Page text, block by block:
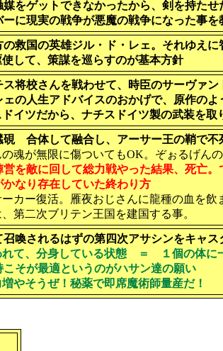
をゲットできなかったから、剣を持たせ
に現実の戦争が悪魔の戦争になった事
の救国の英雄ジル・ド・レェ。それゆえ
して、策謀を巡らすのが基本方針
将校さんを戦わせて、時臣のサーヴァン
の人生アドバイスのおかげで、原作のよ
イツだから、ナチスドイツ製の武装を取
合体して融合し、アーサー王の鞘で不
魂が無限に傷ついてもOK。ぞぉるげん
を敵に回して総力戦やった結果、死亡
なり存在していた終わり方
カー復活。雁夜おじさんに龍種の血を飲
第二次ブリテン王国を建国する事。
喚されるはずの第四次アサシンをキャ
て、分身している状態 ＝ １個の体に
こそが最適というのがハサン達の願い
やそうぜ！秘薬で即席魔術師量産だ！